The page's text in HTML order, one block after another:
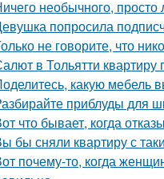
необычного, просто
попросила
не говорите, что
в Тольятти квартиру
какую мебель
приблуды для
что бывает, когда
бы сняли квартиру с
почему-то, когда